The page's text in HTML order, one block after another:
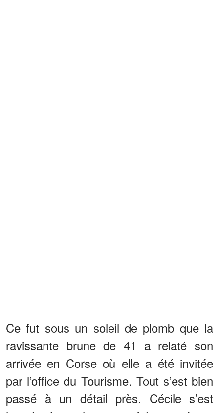
Ce fut sous un soleil de plomb que la
ravissante brune de 41 a relaté son
arrivée en Corse où elle a été invitée
par l’office du Tourisme. Tout s’est bien
passé à un détail près. Cécile s’est